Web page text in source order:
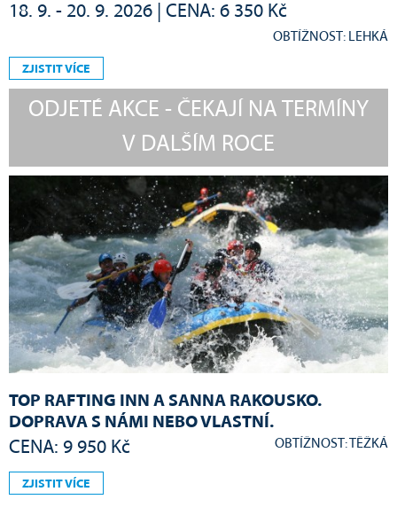
18. 9. - 20. 9. 2026 | CENA: 6 350 Kč
OBTÍŽNOST: LEHKÁ
ZJISTIT VÍCE
ODJETÉ AKCE - ČEKAJÍ NA TERMÍNY
V DALŠÍM ROCE
TOP RAFTING INN A SANNA RAKOUSKO.
DOPRAVA S NÁMI NEBO VLASTNÍ.
CENA: 9 950 Kč OBTÍŽNOST: TĚŽKÁ
ZJISTIT VÍCE